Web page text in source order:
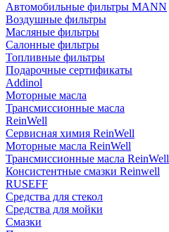
Автомобильные фильтры MANN
Воздушные фильтры
Масляные фильтры
Салонные фильтры
Топливные фильтры
Подарочные сертификаты
Addinol
Моторные масла
Трансмиссионные масла
ReinWell
Сервисная химия ReinWell
Моторные масла ReinWell
Трансмиссионные масла ReinWell
Консистентные смазки Reinwell
RUSEFF
Средства для стекол
Средства для мойки
Смазки